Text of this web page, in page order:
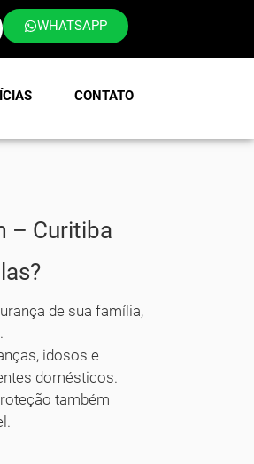
WHATSAPP
CONTATO
– Curitiba
de sua família,
idosos e
domésticos.
também